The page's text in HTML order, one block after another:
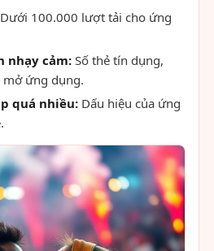
Dưới 100.000 lượt tải cho ứng
nhạy cảm: Số thẻ tín dụng,
mở ứng dụng.
quá nhiều: Dấu hiệu của ứng